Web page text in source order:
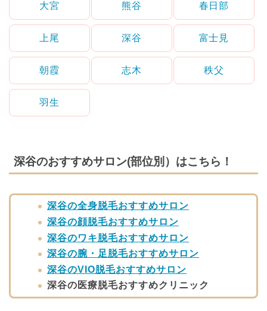
大宮 熊谷 春日部
上尾 深谷 富士見
朝霞 志木 秩父
羽生
深谷のおすすめサロン(部位別）はこちら！
深谷の全身脱毛おすすめサロン
深谷の顔脱毛おすすめサロン
深谷のワキ脱毛おすすめサロン
深谷の腕・足脱毛おすすめサロン
深谷のVIO脱毛おすすめサロン
深谷の医療脱毛おすすめクリニック